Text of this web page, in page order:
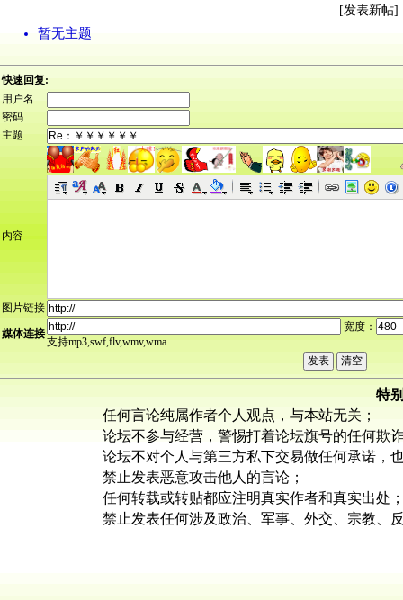
[发表新帖]
暂无主题
快速回复:
用户名
密码
主题
内容
图片链接
媒体连接
宽度：
支持mp3,swf,flv,wmv,wma
特
任何言论纯属作者个人观点，与本站无关；
论坛不参与经营，警惕打着论坛旗号的任何欺
论坛不对个人与第三方私下交易做任何承诺，
禁止发表恶意攻击他人的言论；
任何转载或转贴都应注明真实作者和真实出处
禁止发表任何涉及政治、军事、外交、宗教、